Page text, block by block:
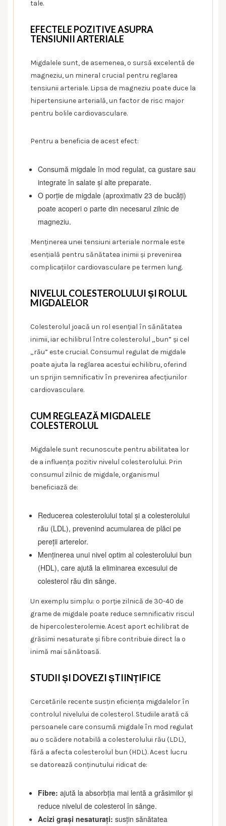
tale.
EFECTELE POZITIVE ASUPRA
TENSIUNII ARTERIALE
Migdalele sunt, de asemenea, o sursă excelentă de
magneziu, un mineral crucial pentru reglarea
tensiunii arteriale. Lipsa de magneziu poate duce la
hipertensiune arterială, un factor de risc major
pentru bolile cardiovasculare.
Pentru a beneficia de acest efect:
Consumă migdale în mod regulat, ca gustare sau
integrate în salate și alte preparate.
O porție de migdale (aproximativ 23 de bucăți)
poate acoperi o parte din necesarul zilnic de
magneziu.
Menținerea unei tensiuni arteriale normale este
esențială pentru sănătatea inimii și prevenirea
complicațiilor cardiovasculare pe termen lung.
NIVELUL COLESTEROLULUI ȘI ROLUL
MIGDALELOR
Colesterolul joacă un rol esențial în sănătatea
inimii, iar echilibrul între colesterolul „bun” și cel
„rău” este crucial. Consumul regulat de migdale
poate ajuta la reglarea acestui echilibru, oferind
un sprijin semnificativ în prevenirea afecțiunilor
cardiovasculare.
CUM REGLEAZĂ MIGDALELE
COLESTEROLUL
Migdalele sunt recunoscute pentru abilitatea lor
de a influența pozitiv nivelul colesterolului. Prin
consumul zilnic de migdale, organismul
beneficiază de:
Reducerea colesterolului total și a colesterolului
rău (LDL), prevenind acumularea de plăci pe
pereții arterelor.
Menținerea unui nivel optim al colesterolului bun
(HDL), care ajută la eliminarea excesului de
colesterol rău din sânge.
Un exemplu simplu: o porție zilnică de 30-40 de
grame de migdale poate reduce semnificativ riscul
de hipercolesterolemie. Acest aport echilibrat de
grăsimi nesaturate și fibre contribuie direct la o
inimă mai sănătoasă.
STUDII ȘI DOVEZI ȘTIINȚIFICE
Cercetările recente susțin eficiența migdalelor în
controlul nivelului de colesterol. Studiile arată că
persoanele care consumă migdale în mod regulat
au o scădere notabilă a colesterolului rău (LDL),
fără a afecta colesterolul bun (HDL). Acest lucru
se datorează conținutului ridicat de:
Fibre: ajută la absorbția mai lentă a grăsimilor și
reduce nivelul de colesterol în sânge.
Acizi grași nesaturați: susțin sănătatea